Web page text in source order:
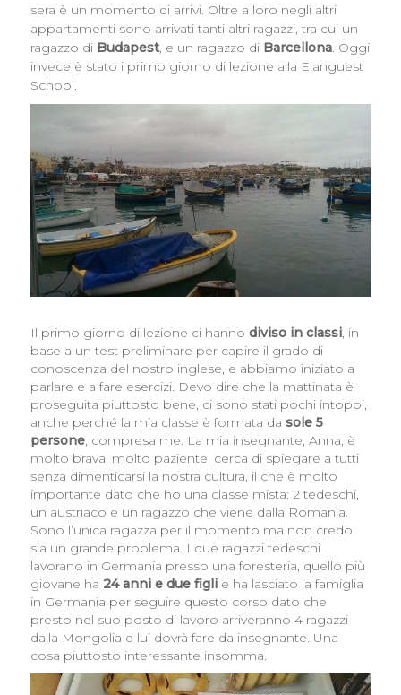
sera è un momento di arrivi. Oltre a loro negli altri
appartamenti sono arrivati tanti altri ragazzi, tra cui un
ragazzo diBudapest, e un ragazzo di Barcellona. Oggi
invece è stato i primo giorno di lezione alla Elanguest
School.
Il primo giorno di lezione ci hanno diviso in classi, in
base a un test preliminare per capire il grado di
conoscenza del nostro inglese, e abbiamo iniziato a
parlare e a fare esercizi. Devo dire che la mattinata è
proseguita piuttosto bene, ci sono stati pochi intoppi,
anche perché la mia classe è formata da sole 5
persone, compresa me. La mia insegnante, Anna, è
molto brava, molto paziente, cerca di spiegare a tutti
senza dimenticarsi la nostra cultura, il che è molto
importante dato che ho una classe mista: 2 tedeschi,
un austriaco e un ragazzo che viene dalla Romania.
Sono l’unica ragazza per il momento ma non credo
sia un grande problema. I due ragazzi tedeschi
lavorano in Germania presso una foresteria, quello più
giovane ha 24 anni e due figlie ha lasciato la famiglia
in Germania per seguire questo corso dato che
presto nel suo posto di lavoro arriveranno 4 ragazzi
dalla Mongolia e lui dovrà fare da insegnante. Una
cosa piuttosto interessante insomma.